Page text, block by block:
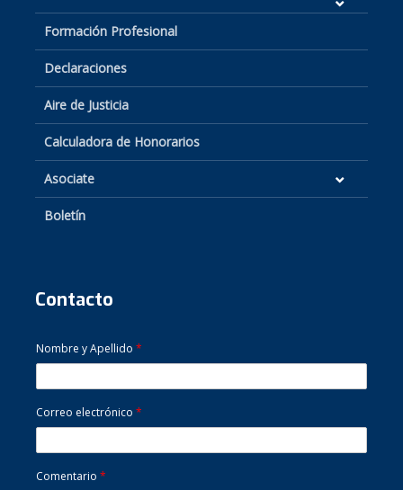
Formación Profesional
Declaraciones
Aire de Justicia
Calculadora de Honorarios
Asociate
Boletín
Contacto
Nombre y Apellido *
Correo electrónico *
Comentario *